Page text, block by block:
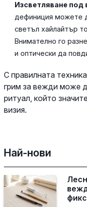
Изсветляване под
дефиниция можете
светъл хайлайтър
Внимателно го
и оптически да
С правилната
грим за вежди може
ритуал, който
визия.
Най-нови